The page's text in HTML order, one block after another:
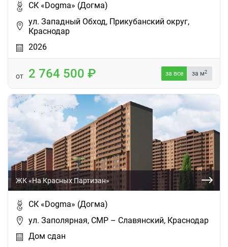
СК «Dogma» (Догма)
ул. Западный Обход, Прикубанский округ,
Краснодар
2026
от 2 764 500 за все за м2
ЖК «На Красных Партизан»
СК «Dogma» (Догма)
ул. Заполярная, СМР – Славянский, Краснодар
Дом сдан